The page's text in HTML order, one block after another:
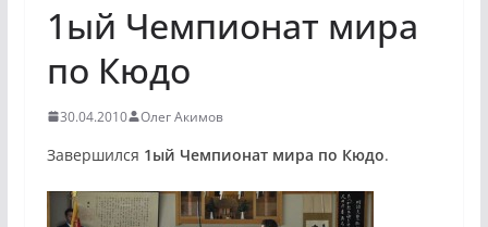
1ый Чемпионат мира
по Кюдо
30.04.2010 Олег Акимов
Завершился 1ый Чемпионат мира по Кюдо.